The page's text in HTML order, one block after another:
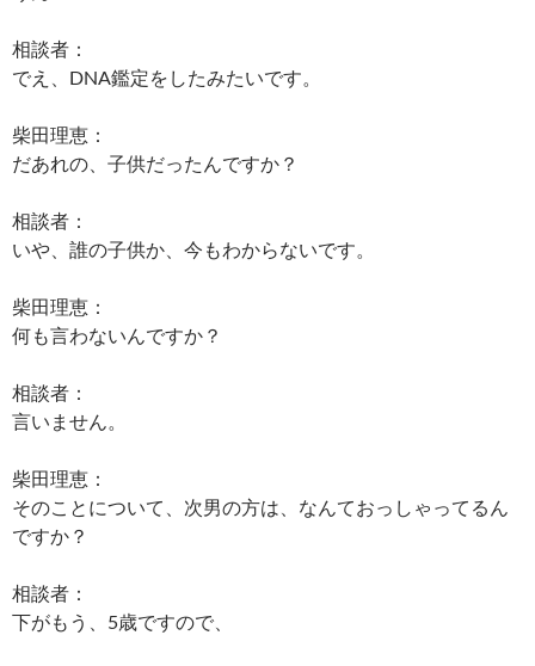
相談者：
でえ、DNA鑑定をしたみたいです。
柴田理恵：
だあれの、子供だったんですか？
相談者：
いや、誰の子供か、今もわからないです。
柴田理恵：
何も言わないんですか？
相談者：
言いません。
柴田理恵：
そのことについて、次男の方は、なんておっしゃってるん
ですか？
相談者：
下がもう、5歳ですので、